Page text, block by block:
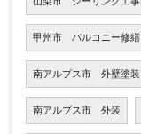
甲州市 バルコニー修繕
南アルプス市 外壁塗装
南アルプス市 外装